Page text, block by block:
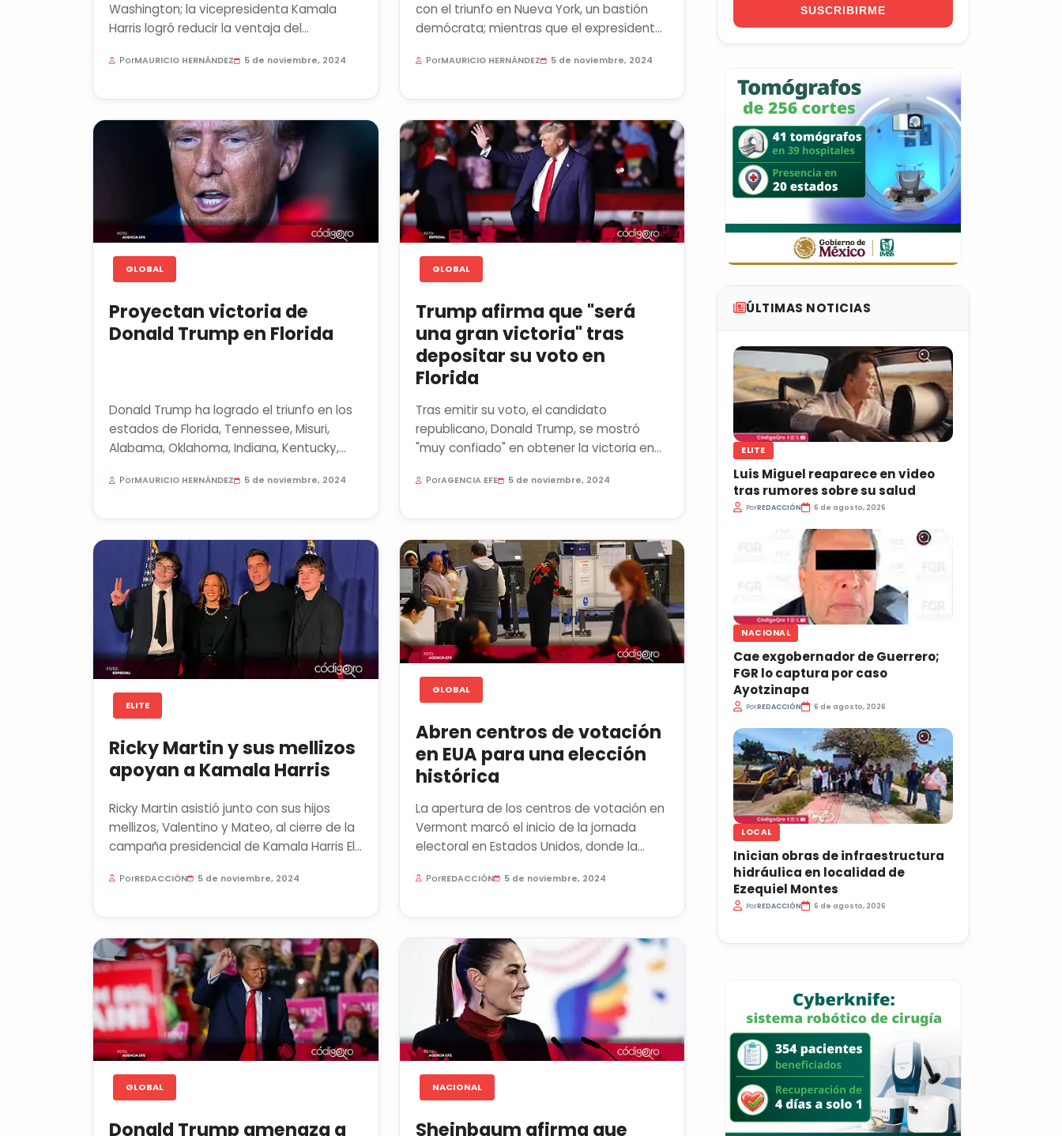
Washington; la vicepresidenta Kamala
Harris logró reducir la ventaja del
PorMAURICIO HERNÁNDEZ 5 de noviembre, 2024
con el triunfo en Nueva York, un bastión
demócrata; mientras que el expresidente
PorMAURICIO HERNÁNDEZ 5 de noviembre, 2024
GLOBAL
Proyectan victoria de
Donald Trump en Florida
Donald Trump ha logrado el triunfo en los
estados de Florida, Tennessee, Misuri,
Alabama, Oklahoma, Indiana, Kentucky,
PorMAURICIO HERNÁNDEZ 5 de noviembre, 2024
GLOBAL
Trump afirma que "será
una gran victoria" tras
depositar su voto en
Florida
Tras emitir su voto, el candidato
republicano, Donald Trump, se mostró
"muy confiado" en obtener la victoria en
PorAGENCIA EFE 5 de noviembre, 2024
ELITE
Ricky Martin y sus mellizos
apoyan a Kamala Harris
Ricky Martin asistió junto con sus hijos
mellizos, Valentino y Mateo, al cierre de la
campaña presidencial de Kamala Harris El
PorREDACCIÓN 5 de noviembre, 2024
GLOBAL
Abren centros de votación
en EUA para una elección
histórica
La apertura de los centros de votación en
Vermont marcó el inicio de la jornada
electoral en Estados Unidos, donde la
PorREDACCIÓN 5 de noviembre, 2024
GLOBAL
Donald Trump amenaza a
NACIONAL
Sheinbaum afirma que
SUSCRIBIRME
ÚLTIMAS NOTICIAS
ELITE
Luis Miguel reaparece en video
tras rumores sobre su salud
PorREDACCIÓN 6 de agosto, 2026
NACIONAL
Cae exgobernador de Guerrero;
FGR lo captura por caso
Ayotzinapa
PorREDACCIÓN 6 de agosto, 2026
LOCAL
Inician obras de infraestructura
hidráulica en localidad de
Ezequiel Montes
PorREDACCIÓN 6 de agosto, 2026